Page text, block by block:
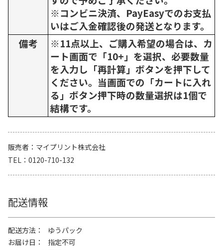
※コンビニ決済、PayEasyでのお支払
いはご入金確認後の発送となります。
備考
※11点以上、ご購入希望の場合は、カ
ート画面で「10+」を選択、必要数量
を入力し「再計算」ボタンを押下して
ください。当画面での「カートに入れ
る」ボタン押下時の数量選択は1個で
結構です。
販売者
マイプリント株式会社
TEL
0120-710-132
配送情報
配送方法
ゆうパック
お届け日
指定不可